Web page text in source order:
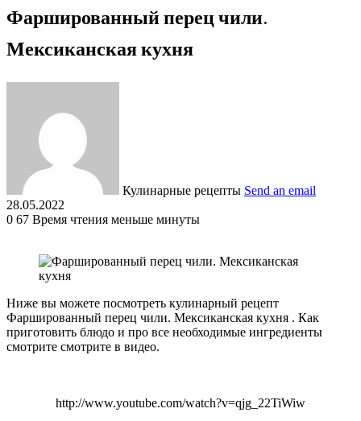
Фаршированный перец чили.
Мексиканская кухня
Кулинарные рецепты Send an email
28.05.2022
0 67 Время чтения меньше минуты
Ниже вы можете посмотреть кулинарный рецепт
Фаршированный перец чили. Мексиканская кухня . Как
приготовить блюдо и про все необходимые ингредиенты
смотрите смотрите в видео.
http://www.youtube.com/watch?v=qjg_22TiWiw